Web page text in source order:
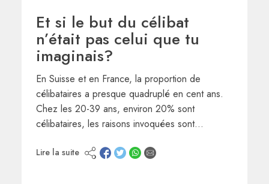
Et si le but du célibat
n’était pas celui que tu
imaginais?
En Suisse et en France, la proportion de
célibataires a presque quadruplé en cent ans.
Chez les 20-39 ans, environ 20% sont
célibataires, les raisons invoquées sont…
Lire la suite